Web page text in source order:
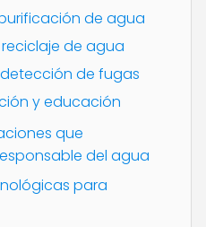
de agua
de agua
de fugas
y educación
que
del agua
para